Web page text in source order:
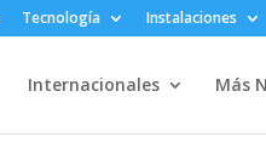
Tecnología Instalaciones
Internacionales Más